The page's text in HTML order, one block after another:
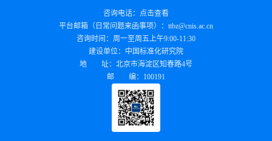
建设单位： 中国标准化研究院
地 址： 北京市海淀区知春路4号
邮 编： 100191
咨询电话： 点击查看
平台邮箱（日常问题来函事项）： ttbz@cnis.ac.cn
咨询时间： 周一至周五上午9:00-11:30